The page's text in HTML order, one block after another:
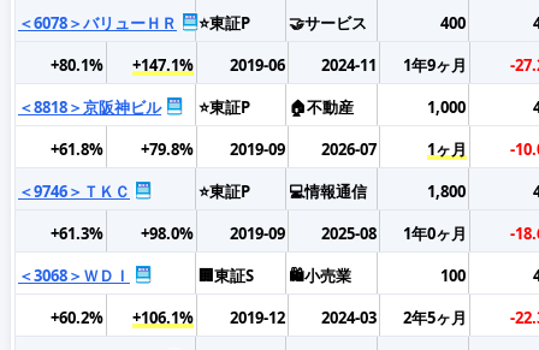
＜6078＞バリューＨＲ
⭐東証P 🤝サービス 400
+80.1%
+147.1% 2019-06 2024-11 1年9ヶ月
-
＜8818＞京阪神ビル
⭐東証P 🏠不動産 1,000
+61.8%
+79.8% 2019-09 2026-07 1ヶ月
-
＜9746＞ＴＫＣ
⭐東証P 💻情報通信 1,800
+61.3%
+98.0% 2019-09 2025-08 1年0ヶ月
-
＜3068＞ＷＤＩ
🏢東証S 🛍️小売業 100
+60.2%
+106.1% 2019-12 2024-03 2年5ヶ月
-